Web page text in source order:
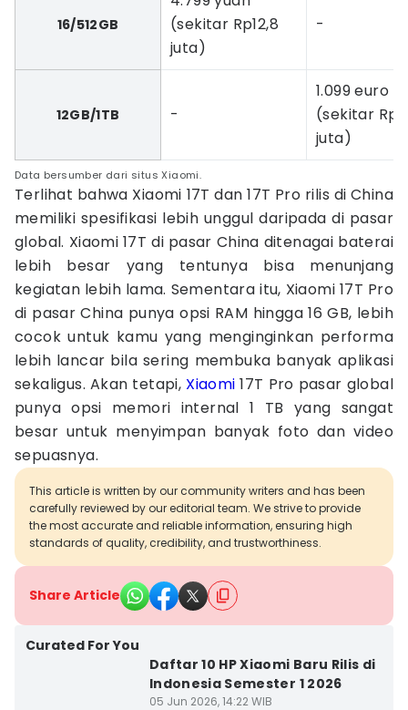
Data bersumber dari situs Xiaomi.
16/512GB
(sekitar Rp12,8
juta)
-
12GB/1TB -
1.099 euro
(sekitar
juta)
Terlihat bahwa Xiaomi 17T dan 17T Pro rilis di China
memiliki spesifikasi lebih unggul daripada di pasar
global. Xiaomi 17T di pasar China ditenagai baterai
lebih besar yang tentunya bisa menunjang
kegiatan lebih lama. Sementara itu, Xiaomi 17T Pro
di pasar China punya opsi RAM hingga 16 GB, lebih
cocok untuk kamu yang menginginkan performa
lebih lancar bila sering membuka banyak aplikasi
sekaligus. Akan tetapi, Xiaomi17T Pro pasar global
punya opsi memori internal 1 TB yang sangat
besar untuk menyimpan banyak foto dan video
sepuasnya.
This article is written by our community writers and has been
carefully reviewed by our editorial team. We strive to provide
the most accurate and reliable information, ensuring high
standards of quality, credibility, and trustworthiness.
Share Article
Curated For You
Daftar 10 HP Xiaomi Baru Rilis di
Indonesia Semester 1 2026
05 Jun 2026, 14:22 WIB